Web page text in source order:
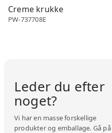
Creme krukke
PW-737708E
Leder du efter
noget?
Vi har en masse forskellige
produkter og emballage. Gå på